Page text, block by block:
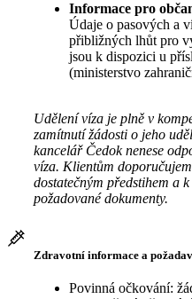
Informace pro
Údaje o pasových a
přibližných lhůt pro
jsou k dispozici u
(ministerstvo
Udělení víza je plně v
zamítnutí žádosti o jeho
kancelář Čedok nenese
víza. Klientům
dostatečným předstihem a
požadované dokumenty.
Zdravotní informace a
Povinná očkování: